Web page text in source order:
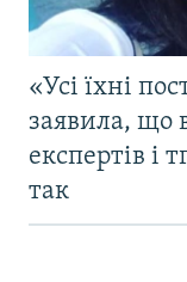
«Усі їхні
заявила, що
експертів і
так